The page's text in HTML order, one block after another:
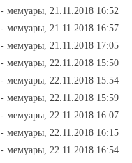
- мемуары, 21.11.2018 16:52
- мемуары, 21.11.2018 16:57
- мемуары, 21.11.2018 17:05
- мемуары, 22.11.2018 15:50
- мемуары, 22.11.2018 15:54
- мемуары, 22.11.2018 15:59
- мемуары, 22.11.2018 16:07
- мемуары, 22.11.2018 16:15
- мемуары, 22.11.2018 16:54